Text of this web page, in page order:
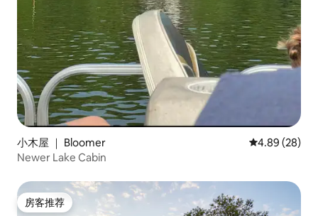
小木屋 ｜ Bloomer 平均评分 4.89
4.89 (28)
Newer Lake Cabin
房客推荐
房客推荐